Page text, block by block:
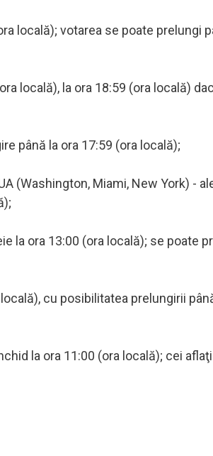
locală); votarea se poate prelungi
locală), la ora 18:59 (ora locală)
până la ora 17:59 (ora locală);
(Washington, Miami, New York) -
la ora 13:00 (ora locală); se poate
cu posibilitatea prelungirii
la ora 11:00 (ora locală); cei